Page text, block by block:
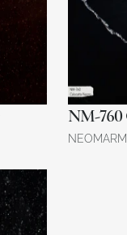
NEOMARM